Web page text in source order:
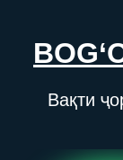
Вақти